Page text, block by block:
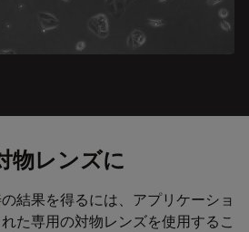
物レンズに
結果を得るには、アプリケーショ
た専用の対物レンズを使用するこ